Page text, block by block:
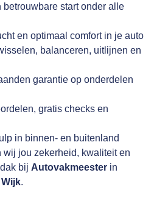
start onder alle
en optimaal comfort in je auto
balanceren, uitlijnen en
garantie op onderdelen
gratis checks en
in binnen- en buitenland
wij jou zekerheid, kwaliteit en
bij Autovakmeester in
.